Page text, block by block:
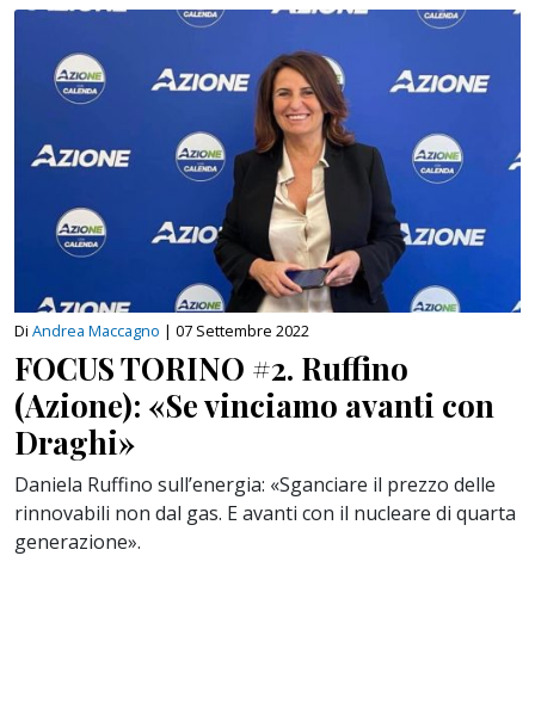
Di Andrea Maccagno | 07 Settembre 2022
FOCUS TORINO #2. Ruffino
(Azione): «Se vinciamo avanti con
Draghi»
Daniela Ruffino sull’energia: «Sganciare il prezzo delle
rinnovabili non dal gas. E avanti con il nucleare di quarta
generazione».